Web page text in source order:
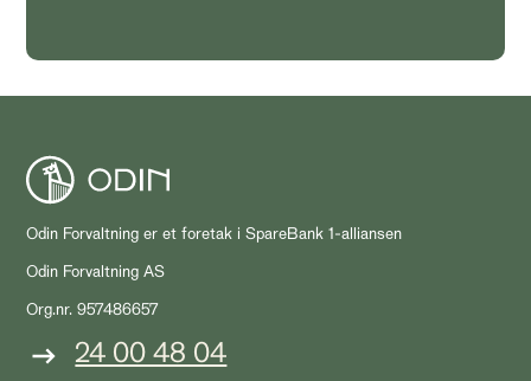
Odin Forvaltning er et foretak i SpareBank 1-alliansen
Odin Forvaltning AS
Org.nr. 957486657
24 00 48 04